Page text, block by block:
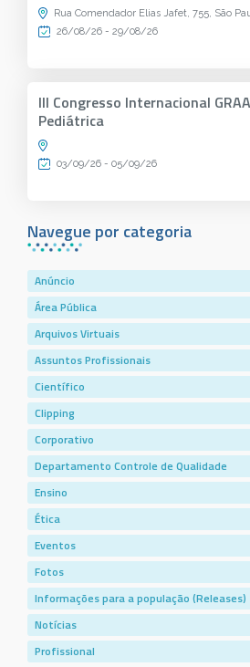
Navegue por categoria
Anúncio
Área Pública
Arquivos Virtuais
Assuntos Profissionais
Científico
Clipping
Corporativo
Departamento Controle de Qualidade
Ensino
Ética
Eventos
Fotos
Informações para a população (Releases)
Notícias
Profissional
Rua Comendador Elias Jafet, 755, São
26/08/26 - 29/08/26
III Congresso Internacional
Pediátrica
03/09/26 - 05/09/26